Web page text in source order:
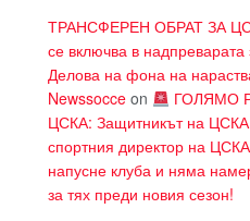
ТРАНСФЕРЕН ОБРАТ ЗА
се включва в
Делова на фона на
Newssocce on
ГОЛЯМО
ЦСКА: Защитникът на
спортния директор на
напусне клуба и няма
за тях преди новия сезон!